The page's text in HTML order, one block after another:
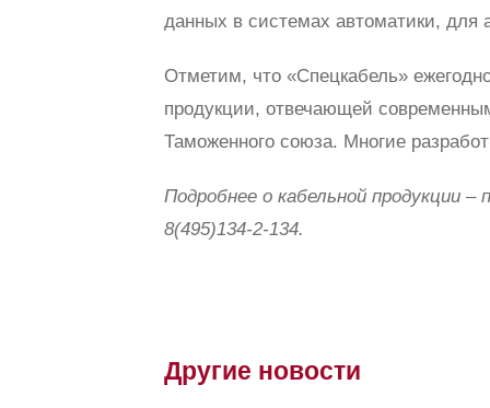
данных в системах автоматики, для
Отметим, что «Спецкабель»
продукции, отвечающей
Таможенного союза. Многие
Подробнее о кабельной продукции
8(495)134-2-134.
Другие новости